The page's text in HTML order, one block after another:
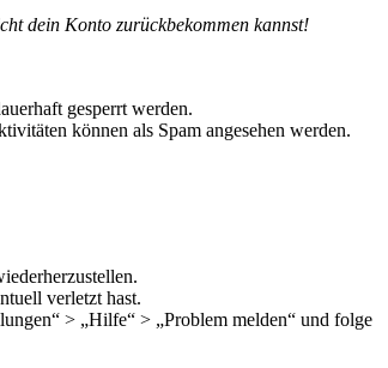
dein Konto zurückbekommen kannst!
gesperrt werden.
können als Spam angesehen werden.
verletzt hast.
> „Hilfe“ > „Problem melden“ und folge